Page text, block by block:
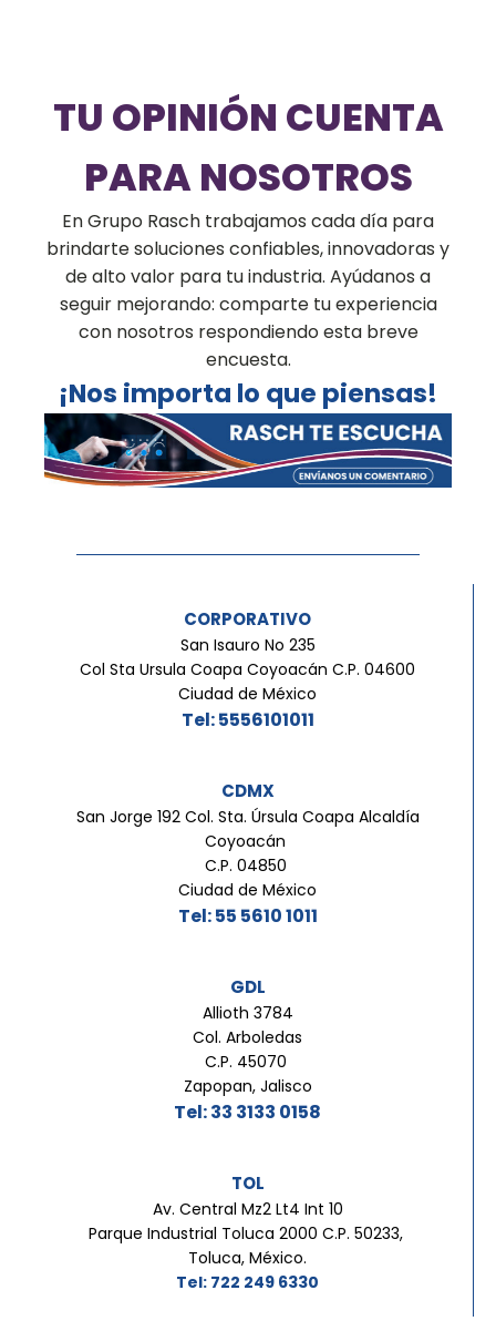
TU OPINIÓN CUENTA
PARA NOSOTROS
En Grupo Rasch trabajamos cada día para
brindarte soluciones confiables, innovadoras y
de alto valor para tu industria. Ayúdanos a
seguir mejorando: comparte tu experiencia
con nosotros respondiendo esta breve
encuesta.
¡Nos importa lo que piensas!
CORPORATIVO
San Isauro No 235
Col Sta Ursula Coapa Coyoacán C.P. 04600
Ciudad de México
Tel: 5556101011
CDMX
San Jorge 192 Col. Sta. Úrsula Coapa Alcaldía
Coyoacán
C.P. 04850
Ciudad de México
Tel: 55 5610 1011
GDL
Allioth 3784
Col. Arboledas
C.P. 45070
Zapopan, Jalisco
Tel: 33 3133 0158
TOL
Av. Central Mz2 Lt4 Int 10
Parque Industrial Toluca 2000 C.P. 50233,
Toluca, México.
Tel: 722 249 6330